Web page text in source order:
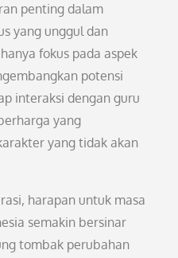
penting dalam
yang unggul dan
fokus pada aspek
potensi
interaksi dengan guru
yang
yang tidak akan
harapan untuk masa
semakin bersinar
tombak perubahan